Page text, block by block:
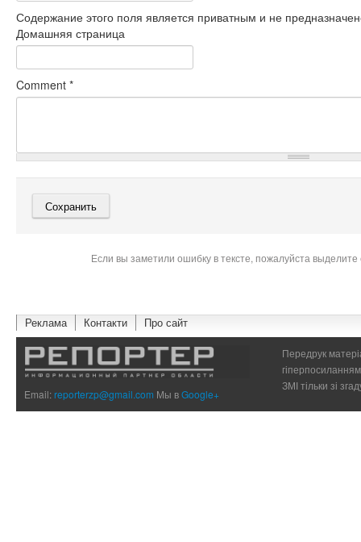
Содержание этого поля является приватным и не
Домашняя страница
Comment *
Если вы заметили ошибку в тексте, пожалуйста
Реклама Контакти Про сайт
Email:reporterzp@gmail.com Мы вGoogle+
Передрук
ЗМІ тільки зі